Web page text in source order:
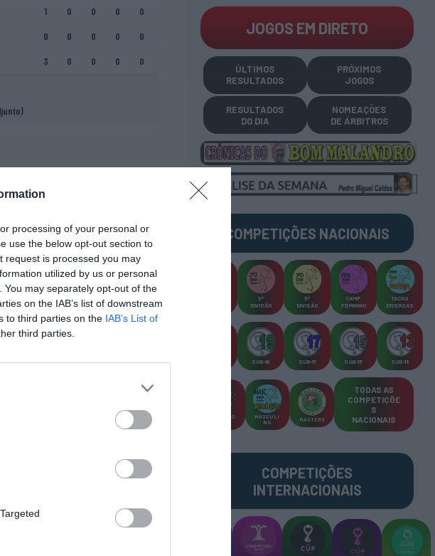
processing of your personal or
use the below opt-out section to
request is processed you may
utilized by us or personal
may separately opt-out of the
on the IAB’s list of downstream
to third parties on the IAB’s List of
third parties.
1 0 0 0 0
0 0 0 0 0
3 0 0 0 0
JOGOS EM DIRETO
ÚLTIMOS
RESULTADOS
PRÓXIMOS
JOGOS
RESULTADOS
DO DIA
NOMEAÇÕES
DE ÁRBITROS
COMPETIÇÕES NACIONAIS
2ª
DIVISÃO
3ª
DIVISÃO
CAMP.
FEMININO
TAÇAS
DIVERSAS
SUB-19 SUB-17 SUB-15 SUB-13
TORNEIO
MASCULI
NO
MASTERS
TODAS AS
COMPETIÇÕE
S
NACIONAIS
COMPETIÇÕES
INTERNACIONAIS